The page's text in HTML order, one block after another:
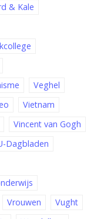
& Kale
Veghel
Vietnam
Vincent van Gogh
Dagbladen
Vrouwen
Vught